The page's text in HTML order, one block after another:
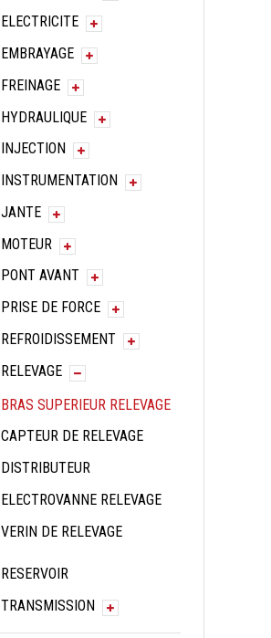
ELECTRICITE
EMBRAYAGE
FREINAGE
HYDRAULIQUE
INJECTION
INSTRUMENTATION
JANTE
MOTEUR
PONT AVANT
PRISE DE FORCE
REFROIDISSEMENT
RELEVAGE
BRAS SUPERIEUR RELEVAGE
CAPTEUR DE RELEVAGE
DISTRIBUTEUR
ELECTROVANNE RELEVAGE
VERIN DE RELEVAGE
RESERVOIR
TRANSMISSION